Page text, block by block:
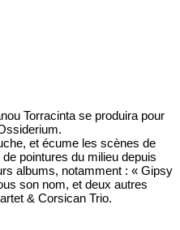
Torracinta se produira pour
et écume les scènes de
pointures du milieu depuis
albums, notamment : « Gipsy
son nom, et deux autres
& Corsican Trio.